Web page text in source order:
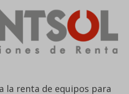
la renta de equipos para